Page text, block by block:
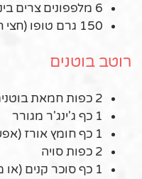
6 מלפפונים צרים בינוניים (בלי הרבה נוזלים וגרעינים)
150 גרם טופו (חצי חבילה רגילה)
רוטב בוטנים
2 כפות חמאת בוטנים טבעית (הנוזלית יותר)
1 כף ג'ינג'ר מגורר
1 כף חומץ אורז (אפשר גם חומץ רגיל)
2 כפות סויה
1 כף סוכר קנים (או מייפל)